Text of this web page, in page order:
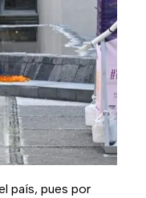
país, pues por